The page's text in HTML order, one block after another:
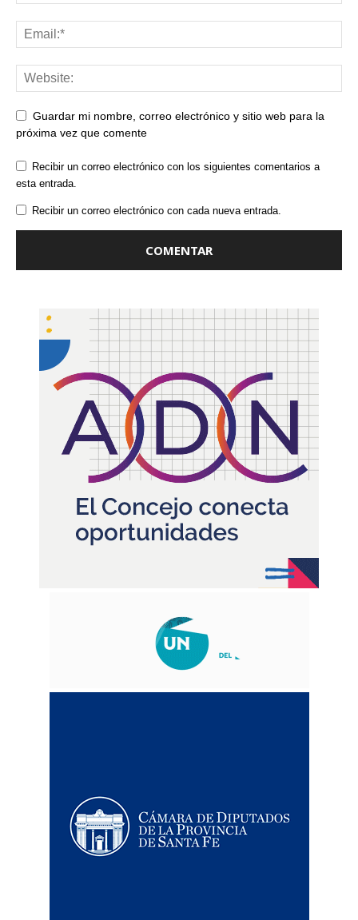
Guardar mi nombre, correo electrónico y sitio web para la
próxima vez que comente
Recibir un correo electrónico con los siguientes comentarios a
esta entrada.
Recibir un correo electrónico con cada nueva entrada.